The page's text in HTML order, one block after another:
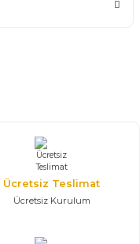
Ücretsiz Teslimat
Ücretsiz Kurulum